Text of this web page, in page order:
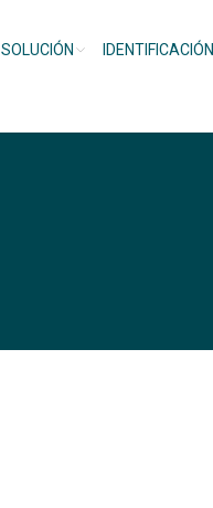
SOLUCIÓN IDENTIFICACIÓN